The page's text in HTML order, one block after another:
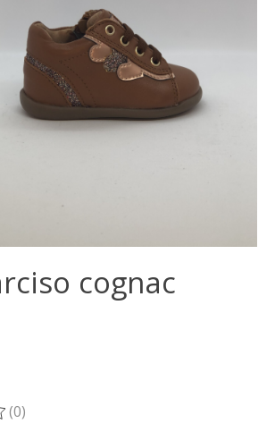
cognac
dit product is
(0)